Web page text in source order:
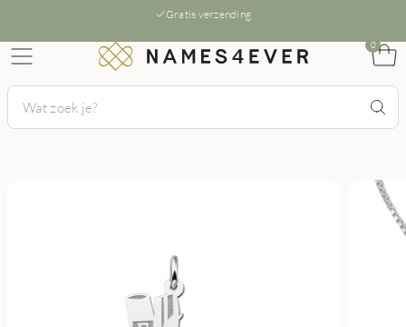
Gratis verzending
0